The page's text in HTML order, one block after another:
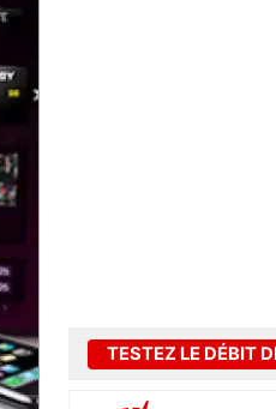
TESTEZ LE DÉBIT